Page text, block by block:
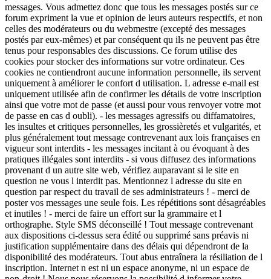
messages. Vous admettez donc que tous les messages postés sur ce
forum expriment la vue et opinion de leurs auteurs respectifs, et non
celles des modérateurs ou du webmestre (excepté des messages
postés par eux-mêmes) et par conséquent qu ils ne peuvent pas être
tenus pour responsables des discussions. Ce forum utilise des
cookies pour stocker des informations sur votre ordinateur. Ces
cookies ne contiendront aucune information personnelle, ils servent
uniquement à améliorer le confort d utilisation. L adresse e-mail est
uniquement utilisée afin de confirmer les détails de votre inscription
ainsi que votre mot de passe (et aussi pour vous renvoyer votre mot
de passe en cas d oubli). - les messages agressifs ou diffamatoires,
les insultes et critiques personnelles, les grossièretés et vulgarités, et
plus généralement tout message contrevenant aux lois françaises en
vigueur sont interdits - les messages incitant à ou évoquant à des
pratiques illégales sont interdits - si vous diffusez des informations
provenant d un autre site web, vérifiez auparavant si le site en
question ne vous l interdit pas. Mentionnez l adresse du site en
question par respect du travail de ses administrateurs ! - merci de
poster vos messages une seule fois. Les répétitions sont désagréables
et inutiles ! - merci de faire un effort sur la grammaire et l
orthographe. Style SMS déconseillé ! Tout message contrevenant
aux dispositions ci-dessus sera édité ou supprimé sans préavis ni
justification supplémentaire dans des délais qui dépendront de la
disponibilité des modérateurs. Tout abus entraînera la résiliation de l
inscription. Internet n est ni un espace anonyme, ni un espace de